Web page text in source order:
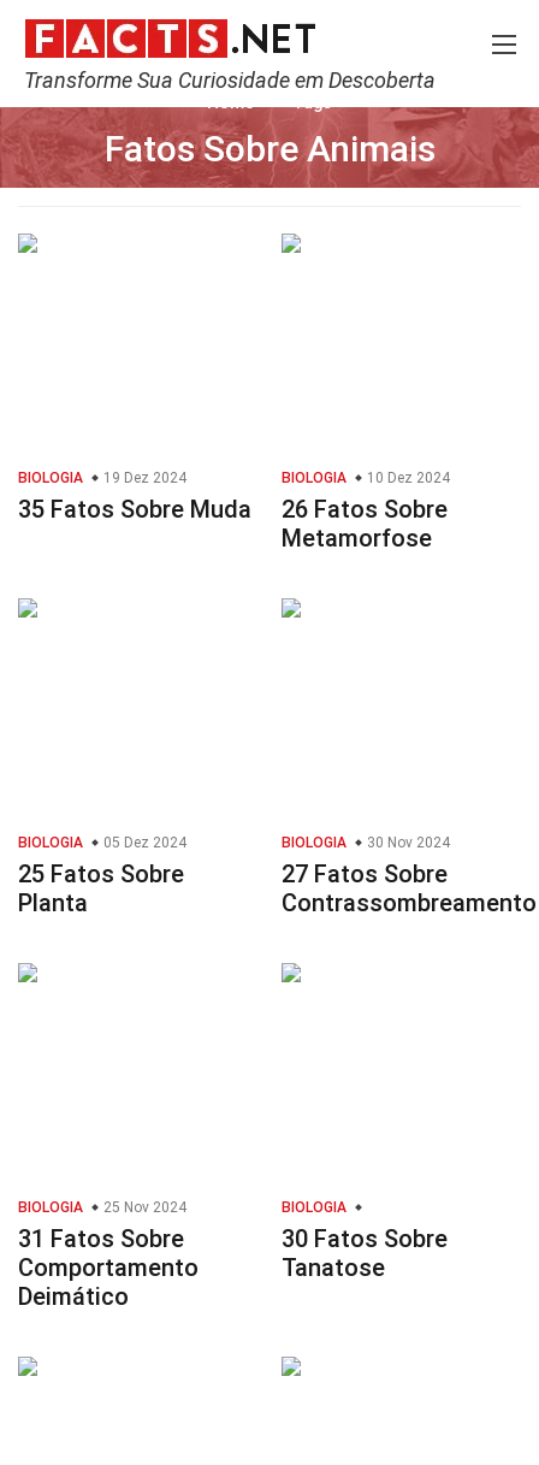
Transforme Sua Curiosidade em Descoberta
Fatos Sobre Animais
BIOLOGIA 19 Dez 2024
35 Fatos Sobre Muda
BIOLOGIA 10 Dez 2024
26 Fatos Sobre
Metamorfose
BIOLOGIA 05 Dez 2024
25 Fatos Sobre
Planta
BIOLOGIA 30 Nov 2024
27 Fatos Sobre
Contrassombreamento
BIOLOGIA 25 Nov 2024
31 Fatos Sobre
Comportamento
Deimático
BIOLOGIA
30 Fatos Sobre
Tanatose